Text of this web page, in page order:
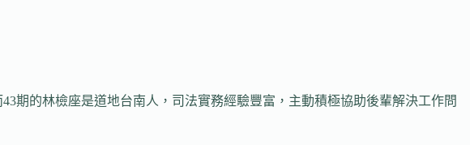
期的林檢座是道地台南人，司法實務經驗豐富，主動積極協助後輩解決工作問